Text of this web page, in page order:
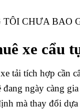
CHƯA BAO
xe cẩu
tải tích hợp cần
ngày càng
mà thay đổi